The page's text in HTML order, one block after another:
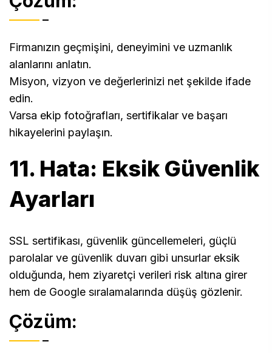
Firmanızın geçmişini, deneyimini ve uzmanlık
alanlarını anlatın.
Misyon, vizyon ve değerlerinizi net şekilde ifade
edin.
Varsa ekip fotoğrafları, sertifikalar ve başarı
hikayelerini paylaşın.
11. Hata: Eksik Güvenlik
Ayarları
SSL sertifikası, güvenlik güncellemeleri, güçlü
parolalar ve güvenlik duvarı gibi unsurlar eksik
olduğunda, hem ziyaretçi verileri risk altına girer
hem de Google sıralamalarında düşüş gözlenir.
Çözüm: